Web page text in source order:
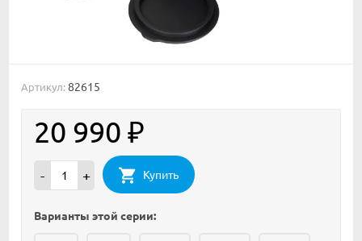
Артикул: 82615
20 990 ₽
- + Купить
Варианты этой серии: